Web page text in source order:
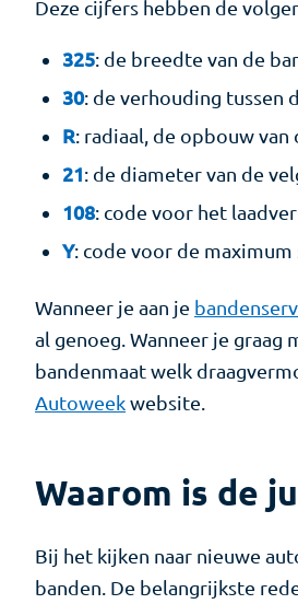
Deze cijfers hebben de
325: de breedte van de
30: de verhouding tussen
R: radiaal, de opbouw van
21: de diameter van de
108: code voor het
Y: code voor de maximum
Wanneer je aan je
al genoeg. Wanneer je graag
bandenmaat welk
Autoweek website.
Waarom is de
Bij het kijken naar nieuwe
banden. De belangrijkste